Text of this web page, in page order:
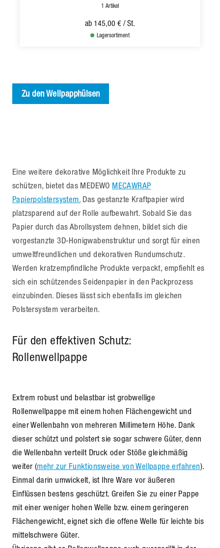
1 Artikel
ab 145,00 € / St.
Lagersortiment
Zu den Wellpapphülsen
Eine weitere dekorative Möglichkeit Ihre Produkte zu
schützen, bietet das MEDEWO MECAWRAP
Papierpolstersystem. Das gestanzte Kraftpapier wird
platzsparend auf der Rolle aufbewahrt. Sobald Sie das
Papier durch das Abrollsystem dehnen, bildet sich die
vorgestanzte 3D-Honigwabenstruktur und sorgt für einen
umweltfreundlichen und dekorativen Rundumschutz.
Werden kratzempfindliche Produkte verpackt, empfiehlt es
sich ein schützendes Seidenpapier in den Packprozess
einzubinden. Dieses lässt sich ebenfalls im gleichen
Polstersystem verarbeiten.
Für den effektiven Schutz:
Rollenwellpappe
Extrem robust und belastbar ist grobwellige
Rollenwellpappe mit einem hohen Flächengewicht und
einer Wellenbahn von mehreren Millimetern Höhe. Dank
dieser schützt und polstert sie sogar schwere Güter, denn
die Wellenbahn verteilt Druck oder Stöße gleichmäßig
weiter (mehr zur Funktionsweise von Wellpappe erfahren).
Einmal darin umwickelt, ist Ihre Ware vor äußeren
Einflüssen bestens geschützt. Greifen Sie zu einer Pappe
mit einer weniger hohen Welle bzw. einem geringeren
Flächengewicht, eignet sich die offene Welle für leichte bis
mittelschwere Güter.